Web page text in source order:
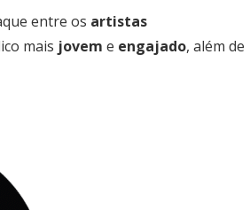
entre os artistas
mais jovem e engajado, além de